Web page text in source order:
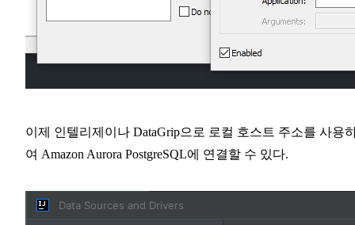
이제 인텔리제이나 DataGrip으로 로컬 호스트 주소를 사용
여 Amazon Aurora PostgreSQL에 연결할 수 있다.